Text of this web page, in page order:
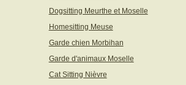
Dogsitting Meurthe et Moselle
Homesitting Meuse
Garde chien Morbihan
Garde d'animaux Moselle
Cat Sitting Nièvre